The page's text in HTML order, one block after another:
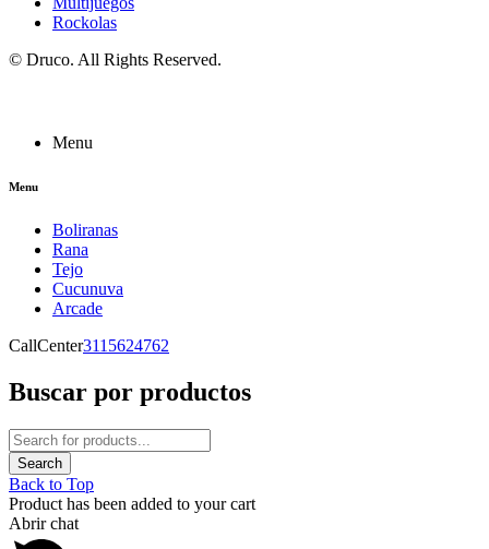
Rockolas
© Druco. All Rights Reserved.
Menu
Menu
Boliranas
Rana
Tejo
Cucunuva
Arcade
CallCenter3115624762
Buscar por productos
Back to Top
Product has been added to your cart
Abrir chat